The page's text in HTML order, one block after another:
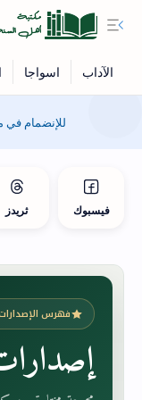
للإنضمام
فيسبوك ثريدز
فهرس